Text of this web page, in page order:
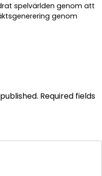
spelvärlden genom att
genom
Required fields